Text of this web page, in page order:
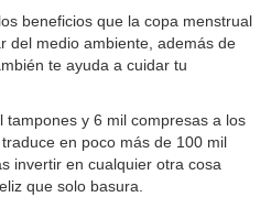
beneficios que la copa menstrual
del medio ambiente, además de
te ayuda a cuidar tu
tampones y 6 mil compresas a los
en poco más de 100 mil
invertir en cualquier otra cosa
que solo basura.